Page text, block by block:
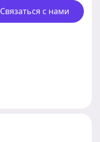
Связаться с нами